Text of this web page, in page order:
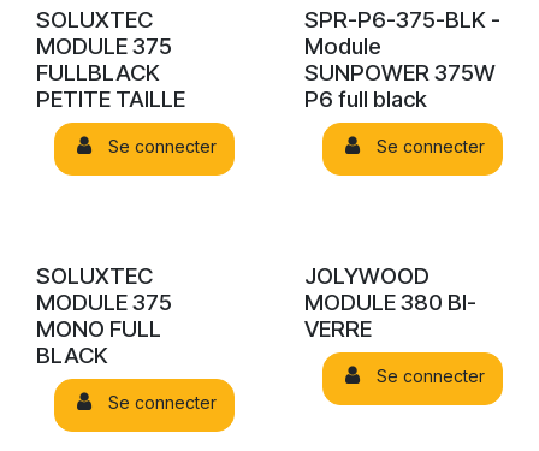
SOLUXTEC
MODULE 375
FULLBLACK
PETITE TAILLE
Se connecter
SPR-P6-375-BLK -
Module
SUNPOWER 375W
P6 full black
Se connecter
SOLUXTEC
MODULE 375
MONO FULL
BLACK
Se connecter
JOLYWOOD
MODULE 380 BI-
VERRE
Se connecter